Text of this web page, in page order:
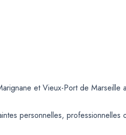
et Vieux-Port de Marseille
personnelles, professionnelles